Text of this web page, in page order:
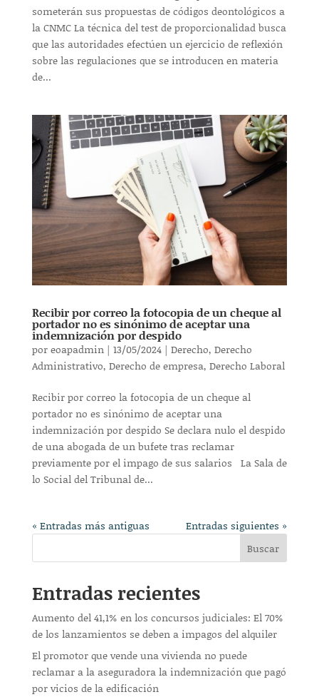
someterán sus propuestas de códigos deontológicos a
la CNMC La técnica del test de proporcionalidad busca
que las autoridades efectúen un ejercicio de reflexión
sobre las regulaciones que se introducen en materia
de...
Recibir por correo la fotocopia de un cheque al
portador no es sinónimo de aceptar una
indemnización por despido
poreoapadmin| 13/05/2024| Derecho, Derecho
Administrativo, Derecho de empresa, Derecho Laboral
Recibir por correo la fotocopia de un cheque al
portador no es sinónimo de aceptar una
indemnización por despido Se declara nulo el despido
de una abogada de un bufete tras reclamar
previamente por el impago de sus salarios La Sala de
lo Social del Tribunal de...
« Entradas más antiguas
Entradas siguientes »
Buscar
Entradas recientes
Aumento del 41,1% en los concursos judiciales: El 70%
de los lanzamientos se deben a impagos del alquiler
El promotor que vende una vivienda no puede
reclamar a la aseguradora la indemnización que pagó
por vicios de la edificación